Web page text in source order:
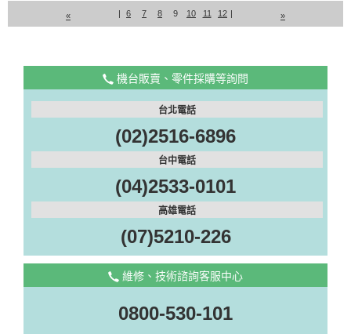
« | 6 7 8 9 10 11 12 | »
機台販賣、零件採購等詢問
台北電話
(02)2516-6896
台中電話
(04)2533-0101
高雄電話
(07)5210-226
維修、技術諮詢客服中心
0800-530-101